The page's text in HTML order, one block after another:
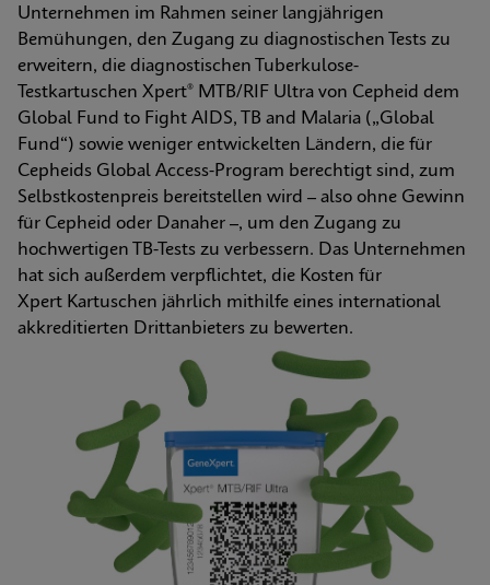
Unternehmen im Rahmen seiner langjährigen
Bemühungen, den Zugang zu diagnostischen Tests zu
erweitern, die diagnostischen Tuberkulose-
Testkartuschen Xpert® MTB/RIF Ultra von Cepheid dem
Global Fund to Fight AIDS, TB and Malaria („Global
Fund“) sowie weniger entwickelten Ländern, die für
Cepheids Global Access-Program berechtigt sind, zum
Selbstkostenpreis bereitstellen wird – also ohne Gewinn
für Cepheid oder Danaher –, um den Zugang zu
hochwertigen TB-Tests zu verbessern. Das Unternehmen
hat sich außerdem verpflichtet, die Kosten für
Xpert Kartuschen jährlich mithilfe eines international
akkreditierten Drittanbieters zu bewerten.